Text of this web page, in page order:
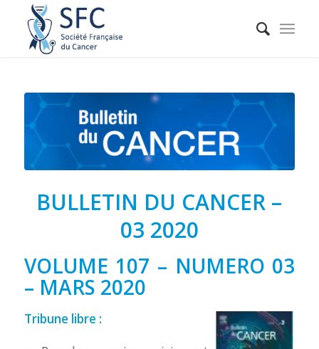
BULLETIN DU CANCER –
03 2020
VOLUME 107 – NUMERO 03
– MARS 2020
Tribune libre :